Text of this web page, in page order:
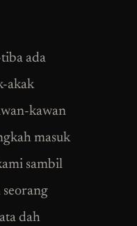
ada
akak
kawan
masuk
sambil
dah